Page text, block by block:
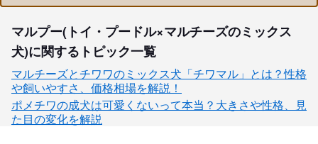
マルプー(トイ・プードル×マルチーズのミックス
犬)に関するトピック一覧
マルチーズとチワワのミックス犬「チワマル」とは？性格
や飼いやすさ、価格相場を解説！
ポメチワの成犬は可愛くないって本当？大きさや性格、見
た目の変化を解説